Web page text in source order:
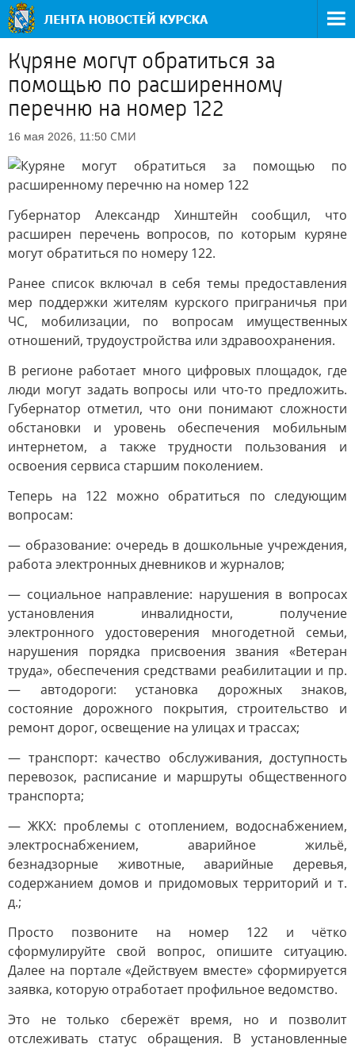
Куряне могут обратиться за
помощью по расширенному
перечню на номер 122
16 мая 2026, 11:50 СМИ
Губернатор Александр Хинштейн сообщил, что
расширен перечень вопросов, по которым куряне
могут обратиться по номеру 122.
Ранее список включал в себя темы предоставления
мер поддержки жителям курского приграничья при
ЧС, мобилизации, по вопросам имущественных
отношений, трудоустройства или здравоохранения.
В регионе работает много цифровых площадок, где
люди могут задать вопросы или что-то предложить.
Губернатор отметил, что они понимают сложности
обстановки и уровень обеспечения мобильным
интернетом, а также трудности пользования и
освоения сервиса старшим поколением.
Теперь на 122 можно обратиться по следующим
вопросам:
— образование: очередь в дошкольные учреждения,
работа электронных дневников и журналов;
— социальное направление: нарушения в вопросах
установления инвалидности, получение
электронного удостоверения многодетной семьи,
нарушения порядка присвоения звания «Ветеран
труда», обеспечения средствами реабилитации и пр.
— автодороги: установка дорожных знаков,
состояние дорожного покрытия, строительство и
ремонт дорог, освещение на улицах и трассах;
— транспорт: качество обслуживания, доступность
перевозок, расписание и маршруты общественного
транспорта;
— ЖКХ: проблемы с отоплением, водоснабжением,
электроснабжением, аварийное жильё,
безнадзорные животные, аварийные деревья,
содержанием домов и придомовых территорий и т.
д.;
Просто позвоните на номер 122 и чётко
сформулируйте свой вопрос, опишите ситуацию.
Далее на портале «Действуем вместе» сформируется
заявка, которую отработает профильное ведомство.
Это не только сбережёт время, но и позволит
отслеживать статус обращения. В установленные